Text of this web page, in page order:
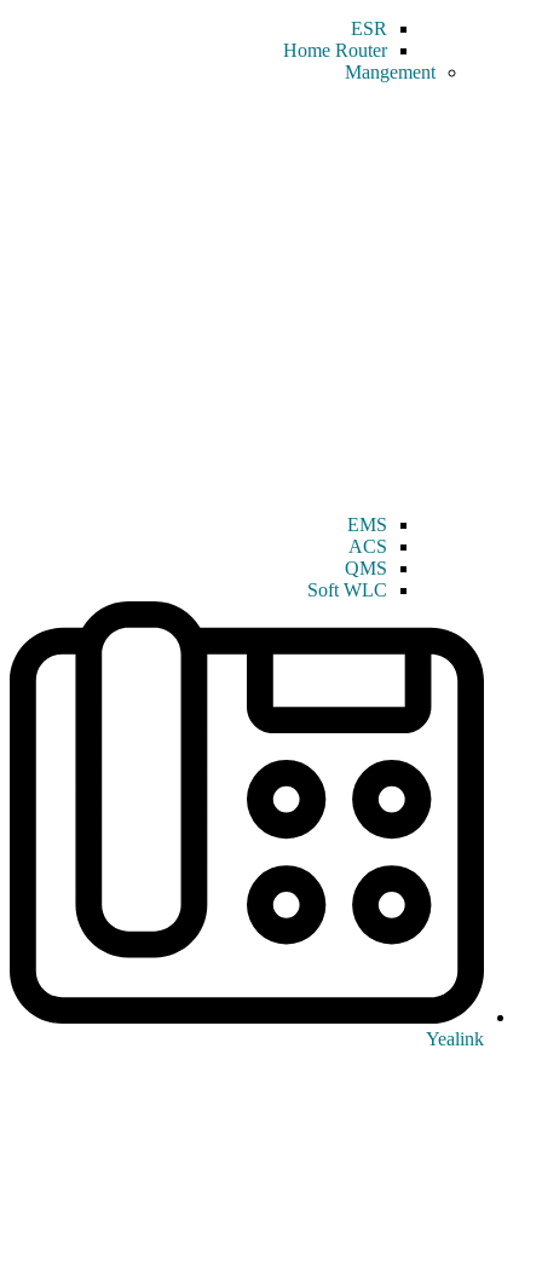
ESR
Home Router
Mangement
EMS
ACS
QMS
Soft WLC
Yealink